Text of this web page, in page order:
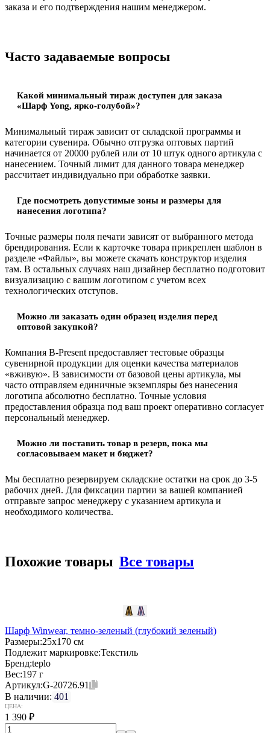
заказа и его подтверждения нашим менеджером.
Часто задаваемые вопросы
Какой минимальный тираж доступен для заказа
«Шарф Yong, ярко-голубой»?
Минимальный тираж зависит от складской программы и
категории сувенира. Обычно отгрузка оптовых партий
начинается от 20000 рублей или от 10 штук одного артикула с
нанесением. Точный лимит для данного товара менеджер
рассчитает индивидуально при обработке заявки.
Где посмотреть допустимые зоны и размеры для
нанесения логотипа?
Точные размеры поля печати зависят от выбранного метода
брендирования. Если к карточке товара прикреплен шаблон в
разделе «Файлы», вы можете скачать конструктор изделия
там. В остальных случаях наш дизайнер бесплатно подготовит
визуализацию с вашим логотипом с учетом всех
технологических отступов.
Можно ли заказать один образец изделия перед
оптовой закупкой?
Компания B-Present предоставляет тестовые образцы
сувенирной продукции для оценки качества материалов
«вживую». В зависимости от базовой цены артикула, мы
часто отправляем единичные экземпляры без нанесения
логотипа абсолютно бесплатно. Точные условия
предоставления образца под ваш проект оперативно согласует
персональный менеджер.
Можно ли поставить товар в резерв, пока мы
согласовываем макет и бюджет?
Мы бесплатно резервируем складские остатки на срок до 3-5
рабочих дней. Для фиксации партии за вашей компанией
отправьте запрос менеджеру с указанием артикула и
необходимого количества.
Похожие товары Все товары
Шарф Winwear, темно-зеленый (глубокий зеленый)
Размеры:25х170 см
Подлежит маркировке:Текстиль
Бренд:teplo
Вес:197 г
Артикул:G-20726.91
В наличии: 401
ЦЕНА:
1 390 ₽